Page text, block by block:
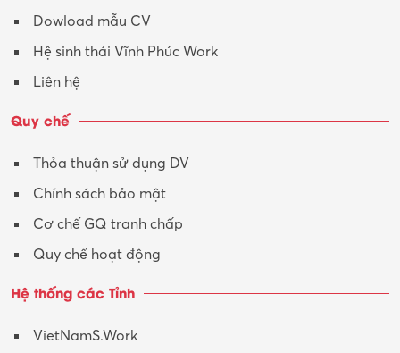
Dowload mẫu CV
Hệ sinh thái Vĩnh Phúc Work
Liên hệ
Quy chế
Thỏa thuận sử dụng DV
Chính sách bảo mật
Cơ chế GQ tranh chấp
Quy chế hoạt động
Hệ thống các Tỉnh
VietNamS.Work